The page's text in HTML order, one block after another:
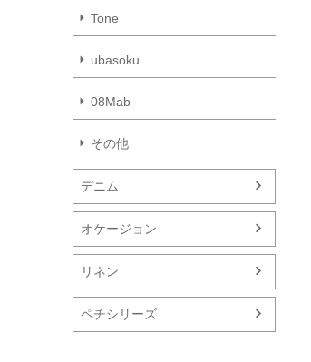
Tone
ubasoku
08Mab
その他
デニム
オケージョン
リネン
ペチシリーズ